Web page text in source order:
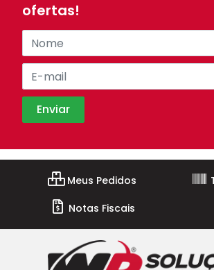
ofertas!
Meus Pedidos
Notas Fiscais